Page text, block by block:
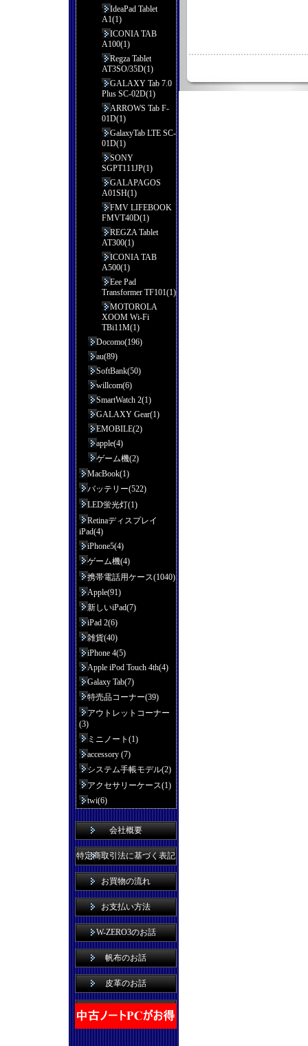
IdeaPad Tablet
A1(1)
ICONIA TAB
A100(1)
Regza Tablet
AT3SO/35D(1)
GALAXY Tab 7.0
Plus SC-02D(1)
ARROWS Tab F-
01D(1)
GalaxyTab LTE SC-
01D(1)
SONY
SGPT111JP(1)
GALAPAGOS
A01SH(1)
FMV LIFEBOOK
FMVT40D(1)
REGZA Tablet
AT300(1)
ICONIA TAB
A500(1)
Eee Pad
Transformer TF101(1)
MOTOROLA
XOOM Wi-Fi
TBi11M(1)
Docomo(196)
au(89)
SoftBank(50)
willcom(6)
SmartWatch 2(1)
GALAXY Gear(1)
EMOBILE(2)
apple(4)
ゲーム機(2)
MacBook(1)
バッテリー(522)
LED蛍光灯(1)
Retinaディスプレイ
iPad(4)
iPhone5(4)
ゲーム機(4)
携帯電話用ケース(1040)
Apple(91)
新しいiPad(7)
iPad 2(6)
雑貨(40)
iPhone 4(5)
Apple iPod Touch 4th(4)
Galaxy Tab(7)
特売品コーナー(39)
アウトレットコーナー
(3)
ミニノート(1)
accessory (7)
システム手帳モデル(2)
アクセサリーケース(1)
twi(6)
会社概要
特定商取引法に基づく表記
お買物の流れ
お支払い方法
W-ZERO3のお話
帆布のお話
皮革のお話